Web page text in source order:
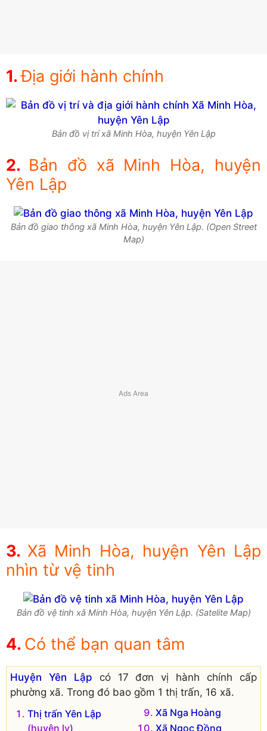
Địa giới hành chính
Bản đồ vị trí xã Minh Hòa, huyện Yên Lập
Bản đồ xã Minh Hòa, huyện
Yên Lập
Bản đồ giao thông xã Minh Hòa, huyện Yên Lập. (Open Street
Map)
Xã Minh Hòa, huyện Yên Lập
nhìn từ vệ tinh
Bản đồ vệ tinh xã Minh Hòa, huyện Yên Lập. (Satelite Map)
Có thể bạn quan tâm
Huyện Yên Lập có 17 đơn vị hành chính cấp
phường xã. Trong đó bao gồm 1 thị trấn, 16 xã.
Thị trấn Yên Lập
(huyện lỵ)
Xã Nga Hoàng
Xã Ngọc Đồng